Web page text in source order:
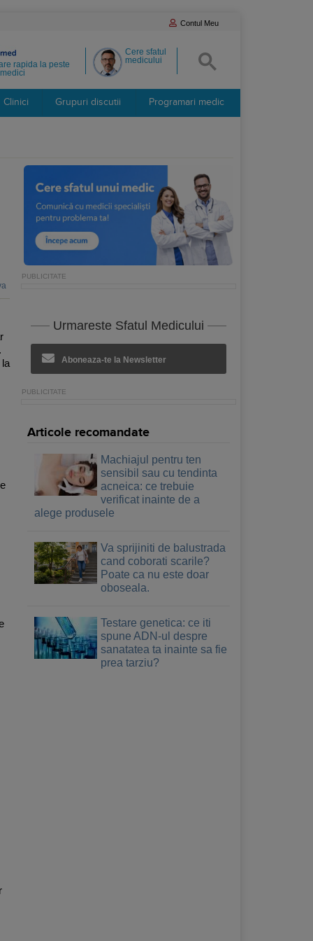
Contul Meu
Cere sfatul
medicului
rapida la peste
Clinici Grupuri discutii Programari medic
la
Urmareste Sfatul Medicului
Aboneaza-te la Newsletter
Articole recomandate
Machiajul pentru ten
sensibil sau cu tendinta
acneica: ce trebuie
verificat inainte de a
alege produsele
Va sprijiniti de balustrada
cand coborati scarile?
Poate ca nu este doar
oboseala.
Testare genetica: ce iti
spune ADN-ul despre
sanatatea ta inainte sa fie
prea tarziu?